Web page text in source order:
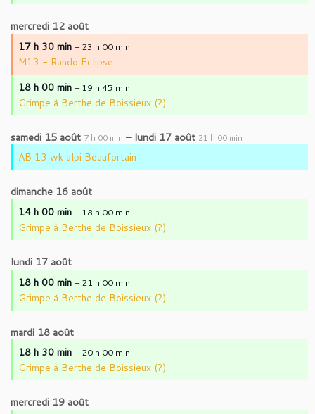
mercredi 12 août
17 h 30 min – 23 h 00 min
M13 - Rando Eclipse
18 h 00 min – 19 h 45 min
Grimpe à Berthe de Boissieux (?)
samedi 15 août 7 h 00 min –lundi 17 août 21 h 00 min
AB 13 wk alpi Beaufortain
dimanche 16 août
14 h 00 min – 18 h 00 min
Grimpe à Berthe de Boissieux (?)
lundi 17 août
18 h 00 min – 21 h 00 min
Grimpe à Berthe de Boissieux (?)
mardi 18 août
18 h 30 min – 20 h 00 min
Grimpe à Berthe de Boissieux (?)
mercredi 19 août